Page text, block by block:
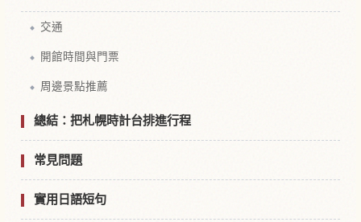
交通
開館時間與門票
周邊景點推薦
總結：把札幌時計台排進行程
常見問題
實用日語短句